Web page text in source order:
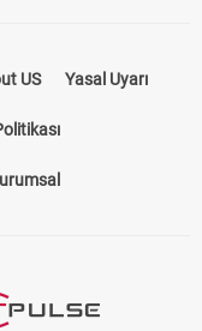
US Yasal Uyarı